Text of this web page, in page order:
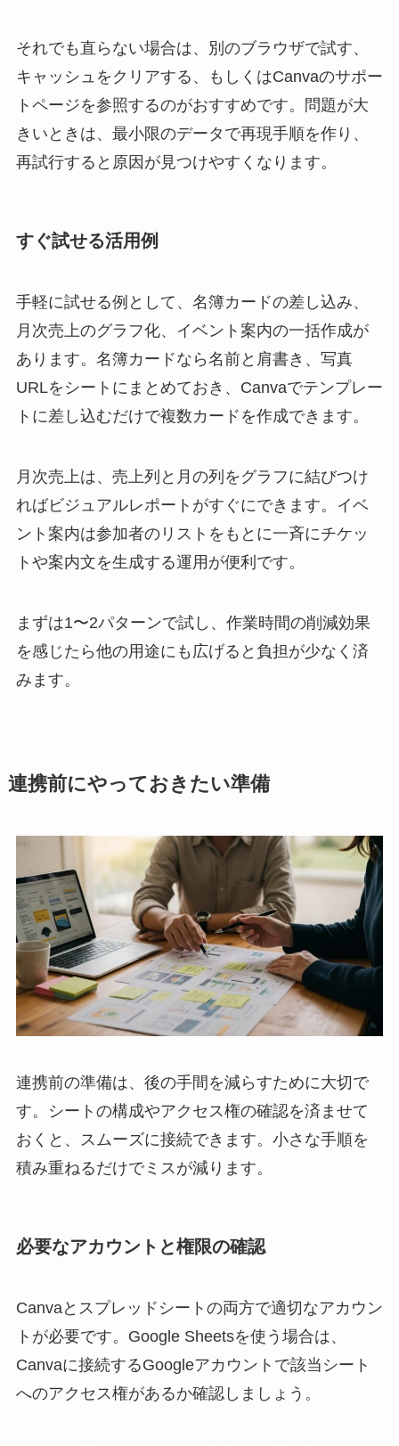
それでも直らない場合は、別のブラウザで試す、
キャッシュをクリアする、もしくはCanvaのサポー
トページを参照するのがおすすめです。問題が大
きいときは、最小限のデータで再現手順を作り、
再試行すると原因が見つけやすくなります。
すぐ試せる活用例
手軽に試せる例として、名簿カードの差し込み、
月次売上のグラフ化、イベント案内の一括作成が
あります。名簿カードなら名前と肩書き、写真
URLをシートにまとめておき、Canvaでテンプレー
トに差し込むだけで複数カードを作成できます。
月次売上は、売上列と月の列をグラフに結びつけ
ればビジュアルレポートがすぐにできます。イベ
ント案内は参加者のリストをもとに一斉にチケッ
トや案内文を生成する運用が便利です。
まずは1〜2パターンで試し、作業時間の削減効果
を感じたら他の用途にも広げると負担が少なく済
みます。
連携前にやっておきたい準備
連携前の準備は、後の手間を減らすために大切で
す。シートの構成やアクセス権の確認を済ませて
おくと、スムーズに接続できます。小さな手順を
積み重ねるだけでミスが減ります。
必要なアカウントと権限の確認
Canvaとスプレッドシートの両方で適切なアカウン
トが必要です。Google Sheetsを使う場合は、
Canvaに接続するGoogleアカウントで該当シート
へのアクセス権があるか確認しましょう。